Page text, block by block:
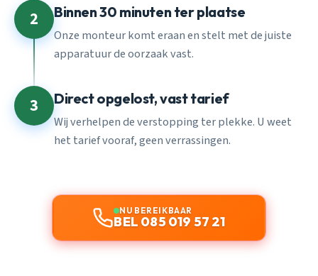
2 Binnen 30 minuten ter plaatse
Onze monteur komt eraan en stelt met de juiste
apparatuur de oorzaak vast.
3 Direct opgelost, vast tarief
Wij verhelpen de verstopping ter plekke. U weet
het tarief vooraf, geen verrassingen.
NU BEREIKBAAR
BEL 085 019 57 21